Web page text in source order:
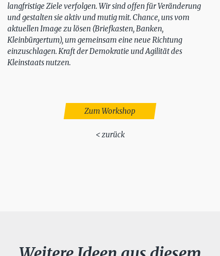
langfristige Ziele verfolgen. Wir sind offen für Veränderung
und gestalten sie aktiv und mutig mit. Chance, uns vom
aktuellen Image zu lösen (Briefkasten, Banken,
Kleinbürgertum), um gemeinsam eine neue Richtung
einzuschlagen. Kraft der Demokratie und Agilität des
Kleinstaats nutzen.
Zum Workshop
< zurück